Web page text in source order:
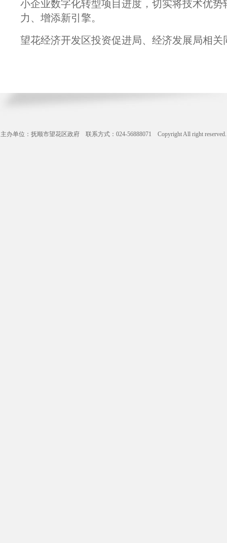
小企业数字化转型项目进度，切实将技术优
力、增添新引擎。
望花经济开发区投资促进局、经济发展局相关
主办单位：抚顺市望花区政府 联系方式：024-56888071 Copyright All right